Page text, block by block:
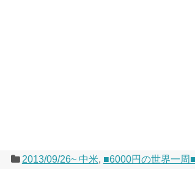
2013/09/26~ 中米, ■6000円の世界一周■